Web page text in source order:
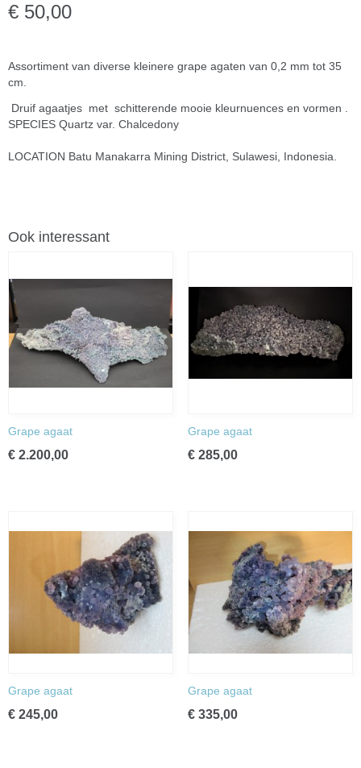
€ 50,00
Assortiment van diverse kleinere grape agaten van 0,2 mm tot 35
cm.
Druif agaatjes met schitterende mooie kleurnuences en vormen .
SPECIES Quartz var. Chalcedony
LOCATION Batu Manakarra Mining District, Sulawesi, Indonesia.
Ook interessant
Grape agaat
€ 2.200,00
Grape agaat
€ 285,00
Grape agaat
€ 245,00
Grape agaat
€ 335,00